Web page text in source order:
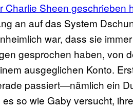
Charlie Sheen geschrieben
an auf das System
war, dass sie
gesprochen haben, von
ausgeglichen Konto.
passiert—nämlich ein
so wie Gaby versucht,